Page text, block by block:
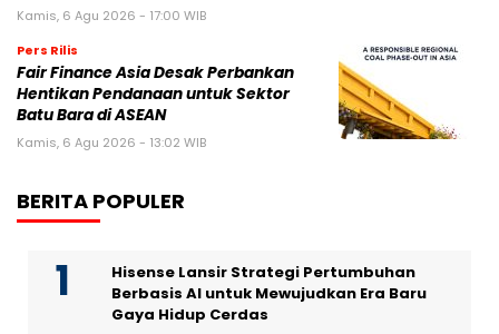
Kamis, 6 Agu 2026 - 17:00 WIB
Pers Rilis
Fair Finance Asia Desak Perbankan
Hentikan Pendanaan untuk Sektor
Batu Bara di ASEAN
Kamis, 6 Agu 2026 - 13:02 WIB
BERITA POPULER
Hisense Lansir Strategi Pertumbuhan
Berbasis AI untuk Mewujudkan Era Baru
Gaya Hidup Cerdas